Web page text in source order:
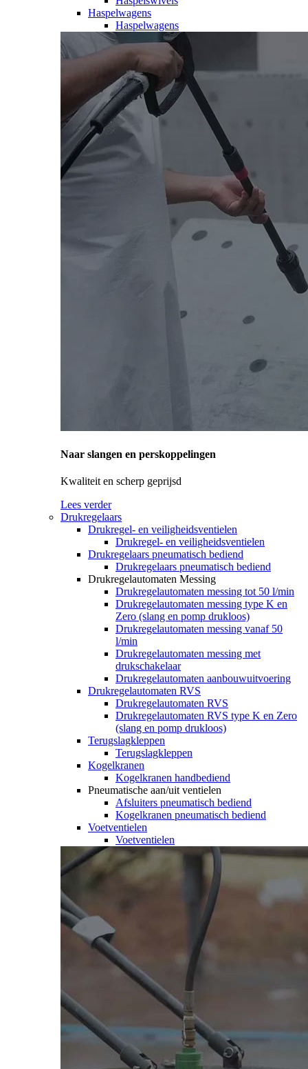
Haspelwagens
Haspelwagens
Naar slangen en perskoppelingen
Kwaliteit en scherp geprijsd
Lees verder
Drukregelaars
Drukregel- en veiligheidsventielen
Drukregel- en veiligheidsventielen
Drukregelaars pneumatisch bediend
Drukregelaars pneumatisch bediend
Drukregelautomaten Messing
Drukregelautomaten messing tot 50 l/min
Drukregelautomaten messing type K en
Zero (slang en pomp drukloos)
Drukregelautomaten messing vanaf 50
l/min
Drukregelautomaten messing met
drukschakelaar
Drukregelautomaten aanbouwuitvoering
Drukregelautomaten RVS
Drukregelautomaten RVS
Drukregelautomaten RVS type K en Zero
(slang en pomp drukloos)
Terugslagkleppen
Terugslagkleppen
Kogelkranen
Kogelkranen handbediend
Pneumatische aan/uit ventielen
Afsluiters pneumatisch bediend
Kogelkranen pneumatisch bediend
Voetventielen
Voetventielen